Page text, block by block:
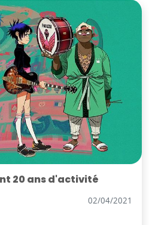
20 ans d'activité
02/04/2021